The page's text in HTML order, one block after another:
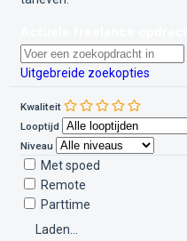
Uitgebreide zoekopties
Kwaliteit
Looptijd
Niveau
Met spoed
Remote
Parttime
Laden...